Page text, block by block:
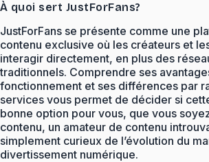
À quoi sert JustForFans?
JustForFans se présente comme une
contenu exclusive où les créateurs et
interagir directement, en plus des
traditionnels. Comprendre ses
fonctionnement et ses différences par
services vous permet de décider si
bonne option pour vous, que vous
contenu, un amateur de contenu
simplement curieux de l’évolution du
divertissement numérique.